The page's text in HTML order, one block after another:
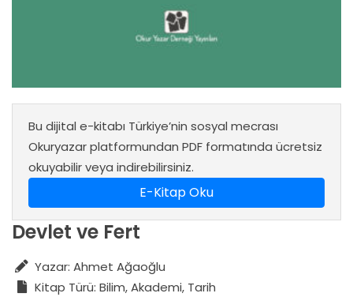
Bu dijital e-kitabı Türkiye’nin sosyal mecrası
Okuryazar platformundan PDF formatında ücretsiz
okuyabilir veya indirebilirsiniz.
E-Kitap Oku
Devlet ve Fert
Yazar: Ahmet Ağaoğlu
Kitap Türü: Bilim, Akademi, Tarih